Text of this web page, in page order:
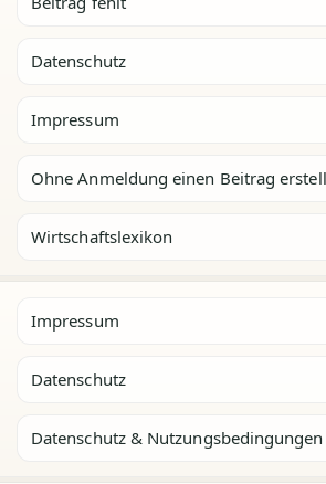
Datenschutz
Impressum
Ohne Anmeldung einen Beitrag
Wirtschaftslexikon
Impressum
Datenschutz
Datenschutz & Nutzungsbedingungen